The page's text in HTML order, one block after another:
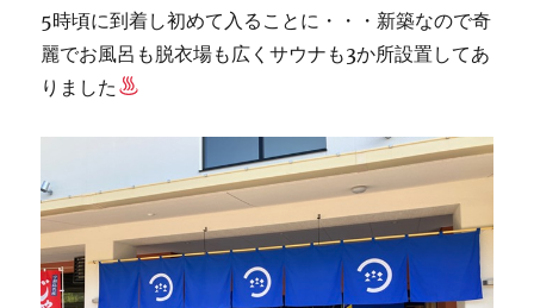
5時頃に到着し初めて入ることに・・・新築なので奇
麗でお風呂も脱衣場も広くサウナも3か所設置してあ
りました